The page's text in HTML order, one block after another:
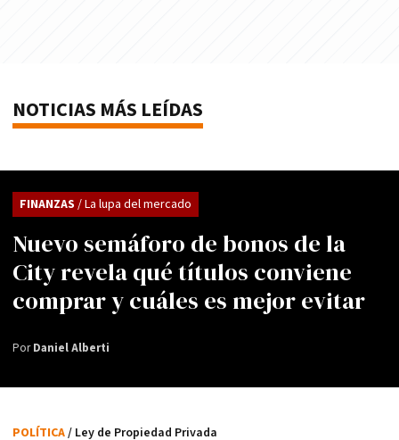
NOTICIAS MÁS LEÍDAS
Nuevo semáforo de bonos de la
City revela qué títulos conviene
comprar y cuáles es mejor evitar
FINANZAS / La lupa del mercado
PorDaniel Alberti
POLÍTICA/ Ley de Propiedad Privada